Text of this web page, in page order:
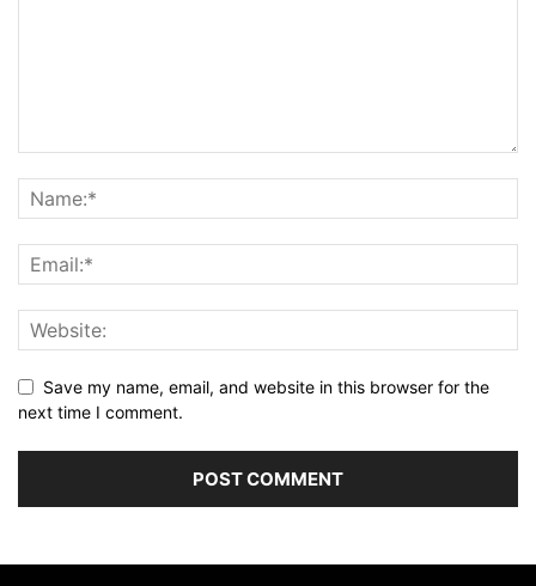
Save my name, email, and website in this browser for the
next time I comment.